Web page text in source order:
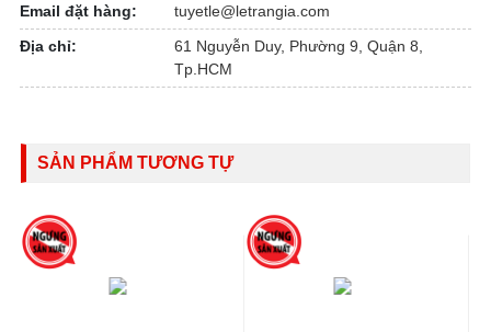
Email đặt hàng:
tuyetle@letrangia.com
Địa chỉ:
61 Nguyễn Duy, Phường 9, Quận 8,
Tp.HCM
SẢN PHẨM TƯƠNG TỰ